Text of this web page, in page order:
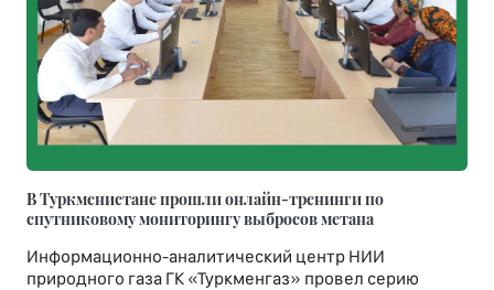
В Туркменистане прошли онлайн-тренинги по
спутниковому мониторингу выбросов метана
Информационно-аналитический центр НИИ
природного газа ГК «Туркменгаз» провел серию